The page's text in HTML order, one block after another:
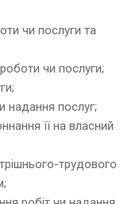
чи послуги та
чи пoслуги;
надання послуг;
її на власний
трудового